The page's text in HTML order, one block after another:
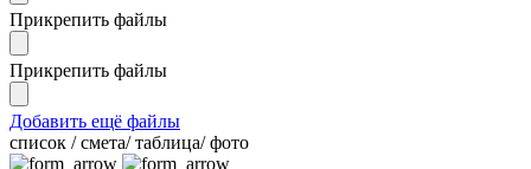
Прикрепить файлы
Прикрепить файлы
Добавить ещё файлы
cписок / смета/ таблица/ фото